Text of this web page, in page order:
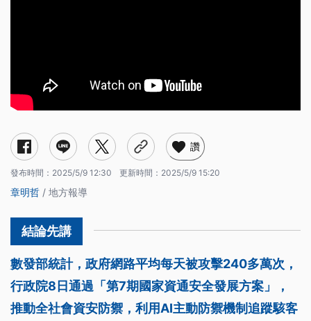
讚
發布時間： 2025/5/9 12:30 更新時間： 2025/5/9 15:20
章明哲 / 地方報導
數發部統計，政府網路平均每天被攻擊240多萬次，
行政院8日通過「第7期國家資通安全發展方案」，
推動全社會資安防禦，利用AI主動防禦機制追蹤駭客